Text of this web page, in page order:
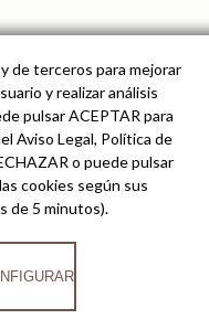
-AVISO LEGAL
DE COOKIES
de terceros para mejorar
y realizar análisis
pulsar ACEPTAR para
Aviso Legal, Política de
o puede pulsar
cookies según sus
de 5 minutos).